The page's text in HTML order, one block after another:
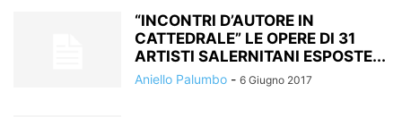
“INCONTRI D’AUTORE IN
CATTEDRALE” LE OPERE DI 31
ARTISTI SALERNITANI ESPOSTE...
Aniello Palumbo - 6 Giugno 2017